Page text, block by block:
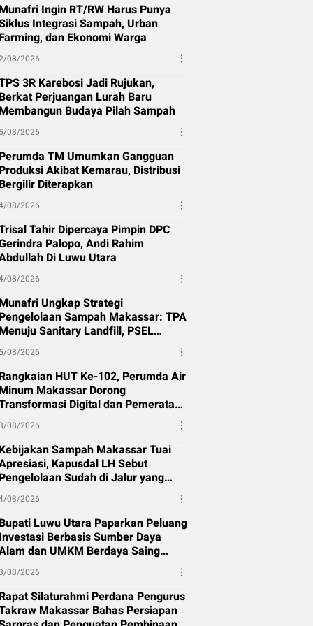
Munafri Ingin RT/RW Harus Punya
Integrasi Sampah, Urban
Farming, dan Ekonomi Warga
08/2026
3R Karebosi Jadi Rujukan,
Berkat Perjuangan Lurah Baru
Membangun Budaya Pilah Sampah
5/08/2026
Perumda TM Umumkan Gangguan
Produksi Akibat Kemarau, Distribusi
Bergilir Diterapkan
08/2026
Tahir Dipercaya Pimpin DPC
Palopo, Andi Rahim
Di Luwu Utara
08/2026
Munafri Ungkap Strategi
Pengelolaan Sampah Makassar: TPA
Menuju Sanitary Landfill, PSEL
Beralih ke Perpres 109
5/08/2026
Rangkaian HUT Ke-102, Perumda Air
Minum Makassar Dorong
Digital dan Pemerataan
Air Bersih
08/2026
Kebijakan Sampah Makassar Tuai
Kapusdal LH Sebut
Pengelolaan Sudah di Jalur yang
Tepat
08/2026
Bupati Luwu Utara Paparkan Peluang
Investasi Berbasis Sumber Daya
dan UMKM Berdaya Saing
Global
08/2026
Rapat Silaturahmi Perdana Pengurus
Makassar Bahas Persiapan